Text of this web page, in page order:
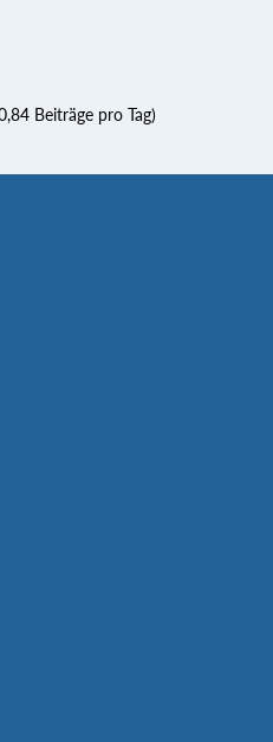
Beiträge pro Tag)